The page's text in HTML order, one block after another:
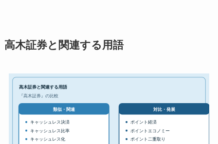
高木証券と関連する用語
高木証券と関連する用語
『高木証券』の比較
類似・関連
キャッシュレス決済
キャッシュレス比率
キャッシュレス化
対比・発展
ポイント経済
ポイントエコノミー
ポイント二重取り